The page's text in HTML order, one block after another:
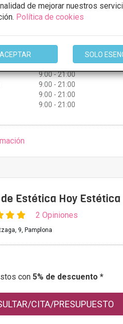
de mejorar nuestros
Política de cookies
ACEPTAR SOLO
con5% de descuento *
CITA/PRESUPUESTO
9:00 - 21:00
9:00 - 21:00
9:00 - 21:00
9:00 - 21:00
9:00 - 21:00
Estética Hoy Estética
2 Opiniones
9, Pamplona
con 5% de descuento *
CITA/PRESUPUESTO